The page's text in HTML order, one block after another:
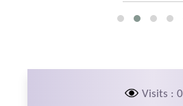
Visits : 0